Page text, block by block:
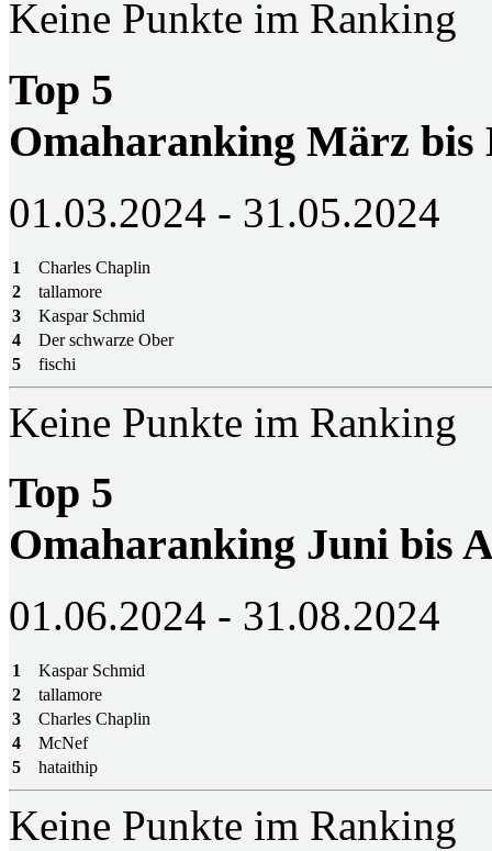
Keine Punkte im Ranking
Top 5
Omaharanking März bis
01.03.2024 - 31.05.2024
1
Charles Chaplin
2
tallamore
3
Kaspar Schmid
4
Der schwarze Ober
5
fischi
Keine Punkte im Ranking
Top 5
Omaharanking Juni bis
01.06.2024 - 31.08.2024
1
Kaspar Schmid
2
tallamore
3
Charles Chaplin
4
McNef
5
hataithip
Keine Punkte im Ranking